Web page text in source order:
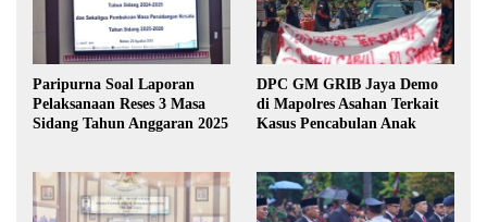
Paripurna Soal Laporan
Pelaksanaan Reses 3 Masa
Sidang Tahun Anggaran 2025
DPC GM GRIB Jaya Demo
di Mapolres Asahan Terkait
Kasus Pencabulan Anak